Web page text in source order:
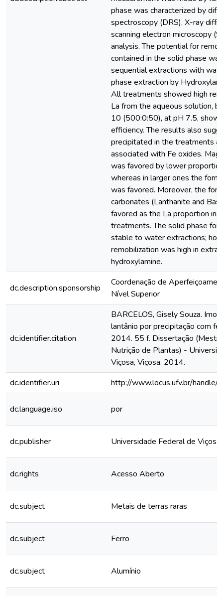
phase was characterized by
spectroscopy (DRS), X-ray
scanning electron microscopy
analysis. The potential for
contained in the solid phase
sequential extractions with
phase extraction by
All treatments showed high
La from the aqueous solution,
10 (500:0:50), at pH 7.5,
efficiency. The results also
precipitated in the treatments
associated with Fe oxides.
was favored by lower
whereas in larger ones the
was favored. Moreover, the
carbonates (Lanthanite and
favored as the La proportion
treatments. The solid phase
stable to water extractions;
remobilization was high in
hydroxylamine.
dc.description.sponsorship
Coordenação de
Nível Superior
dc.identifier.citation
BARCELOS, Gisely Souza.
lantânio por precipitação com
2014. 55 f. Dissertação
Nutrição de Plantas) -
Viçosa, Viçosa. 2014.
dc.identifier.uri
http://www.locus.ufv.br/
dc.language.iso por
dc.publisher Universidade Federal de Viçosa
dc.rights Acesso Aberto
dc.subject Metais de terras raras
dc.subject Ferro
dc.subject Alumínio